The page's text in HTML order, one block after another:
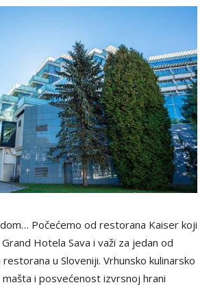
Počećemo od restorana Kaiser koji
Hotela Sava i važi za jedan od
u Sloveniji. Vrhunsko kulinarsko
i posvećenost izvrsnoj hrani